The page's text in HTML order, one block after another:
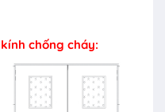
chống cháy: